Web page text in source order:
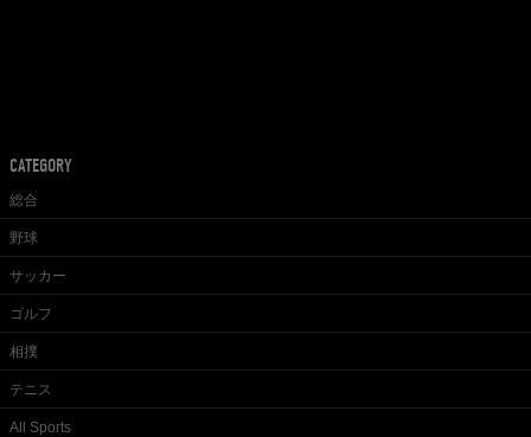
CATEGORY
総合
野球
サッカー
ゴルフ
相撲
テニス
All Sports